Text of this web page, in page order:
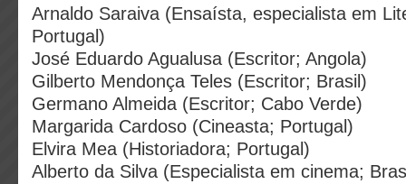
Arnaldo Saraiva (Ensaísta, especialista em
Portugal)
José Eduardo Agualusa (Escritor; Angola)
Gilberto Mendonça Teles (Escritor; Brasil)
Germano Almeida (Escritor; Cabo Verde)
Margarida Cardoso (Cineasta; Portugal)
Elvira Mea (Historiadora; Portugal)
Alberto da Silva (Especialista em cinema;